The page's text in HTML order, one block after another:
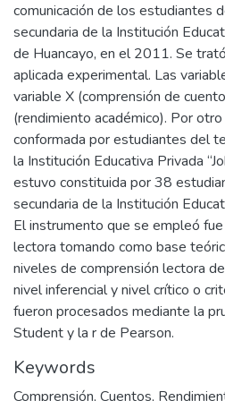
comunicación de los estudiantes
secundaria de la Institución
de Huancayo, en el 2011. Se
aplicada experimental. Las
variable X (comprensión de
(rendimiento académico). Por
conformada por estudiantes del
la Institución Educativa Privada
estuvo constituida por 38
secundaria de la Institución
El instrumento que se empleó
lectora tomando como base
niveles de comprensión lectora
nivel inferencial y nivel crítico o
fueron procesados mediante la
Student y la r de Pearson.
Keywords
Comprensión, Cuentos,